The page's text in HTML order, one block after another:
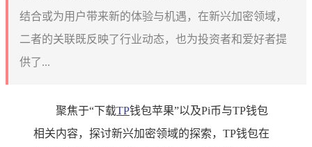
结合或为用户带来新的体验与机遇，在新兴加密领域，
二者的关联既反映了行业动态，也为投资者和爱好者提
供了...
聚焦于“下载TP钱包苹果”以及Pi币与TP钱包
相关内容，探讨新兴加密领域的探索，TP钱包在